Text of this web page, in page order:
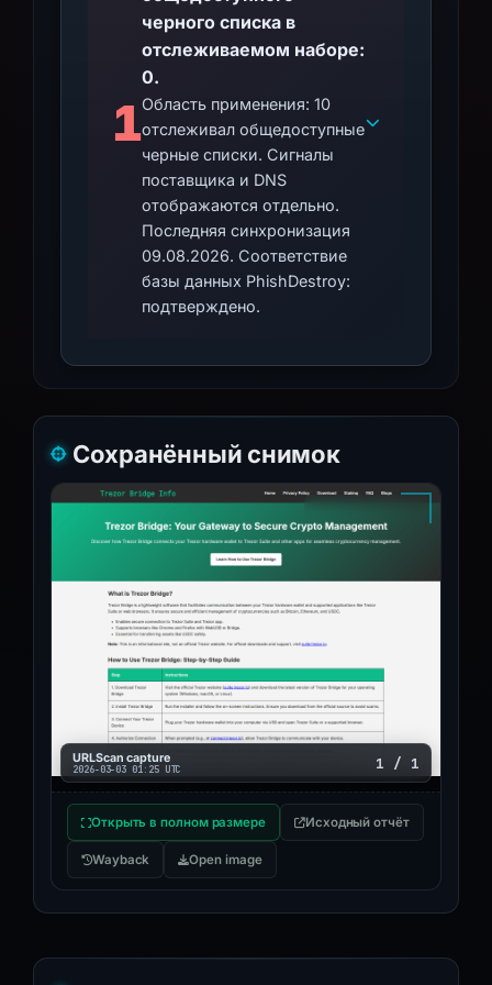
1
черного списка в
отслеживаемом наборе:
0.
Область применения: 10
отслеживал общедоступные
черные списки. Сигналы
поставщика и DNS
отображаются отдельно.
Последняя синхронизация
09.08.2026. Соответствие
базы данных PhishDestroy:
подтверждено.
Сохранённый снимок
URLScan capture
2026-03-03 01:25 UTC 1 / 1
Открыть в полном размере Исходный отчёт
Wayback Open image